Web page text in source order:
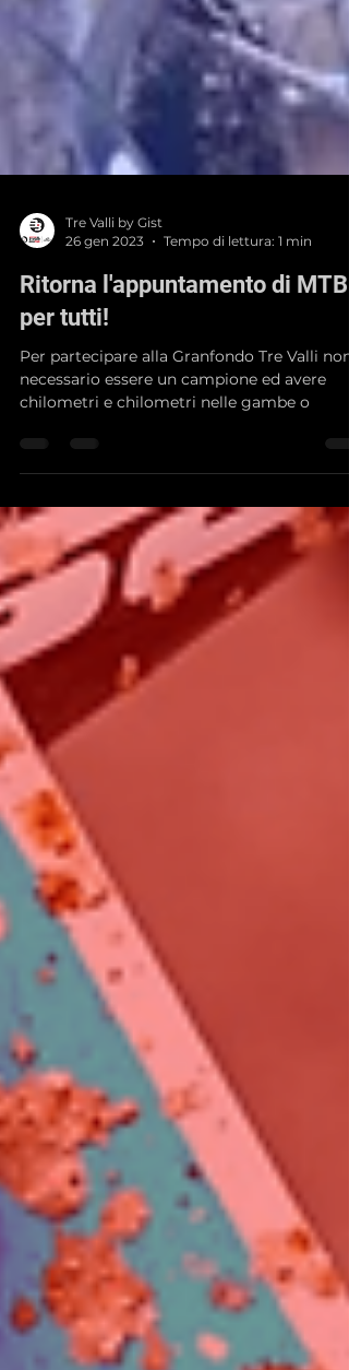
Tre Valli by Gist
26 gen 2023
Tempo di lettura: 1 min
Ritorna l'appuntamento di MTB
per tutti!
Per partecipare alla Granfondo Tre Valli non è
chilometri e chilometri nelle gambe o